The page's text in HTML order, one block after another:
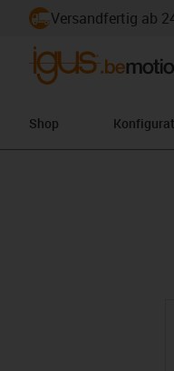
Versandfertig ab
Shop